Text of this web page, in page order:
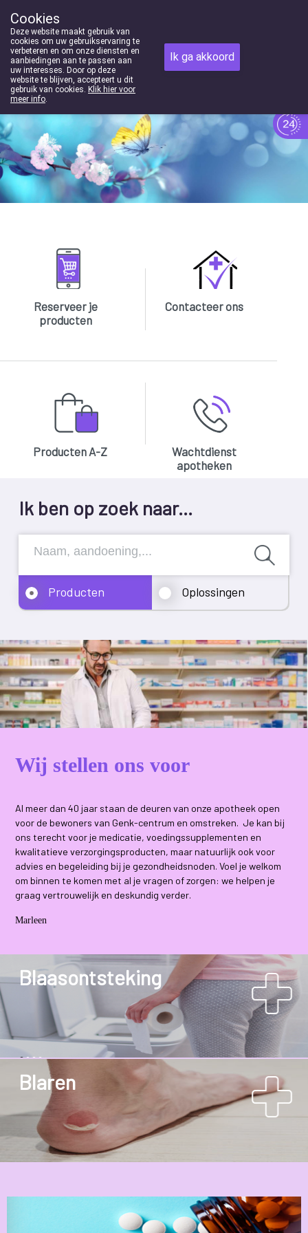
089/352369
Vandaag Nugesloten
Reserveer je
producten
Contacteer ons
Producten A-Z
Wachtdienst
apotheken
Ik ben op zoek naar...
Producten Oplossingen
Wij stellen ons voor
Al meer dan 40 jaar staan de deuren van onze apotheek open
voor de bewoners van Genk-centrum en omstreken. Je kan bij
ons terecht voor je medicatie, voedingssupplementen en
kwalitatieve verzorgingsproducten, maar natuurlijk ook voor
advies en begeleiding bij je gezondheidsnoden. Voel je welkom
om binnen te komen met al je vragen of zorgen: we helpen je
graag vertrouwelijk en deskundig verder.
Marleen
Blaasontsteking
Blaren
Cookies
Deze website maakt gebruik van
cookies om uw gebruikservaring te
verbeteren en om onze diensten en
aanbiedingen aan te passen aan
uw interesses. Door op deze
website te blijven, accepteert u dit
gebruik van cookies. Klik hier voor
meer info.
Ik ga akkoord